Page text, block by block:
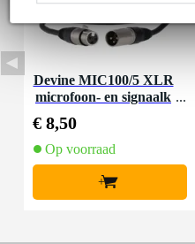
Devine MIC100/5 XLR
microfoon- en signaalk
€ 8,50
Op voorraad
+